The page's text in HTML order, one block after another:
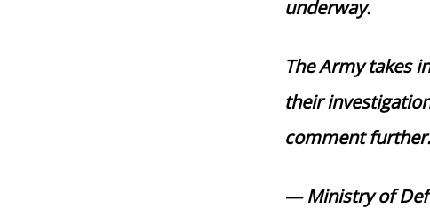
underway.
The Army takes
their
comment further.
— Ministry of